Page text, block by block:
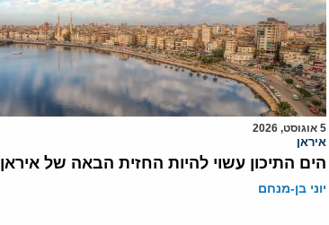
5 אוגוסט, 2026
איראן
הים התיכון עשוי להיות החזית הבאה של איראן
יוני בן-מנחם